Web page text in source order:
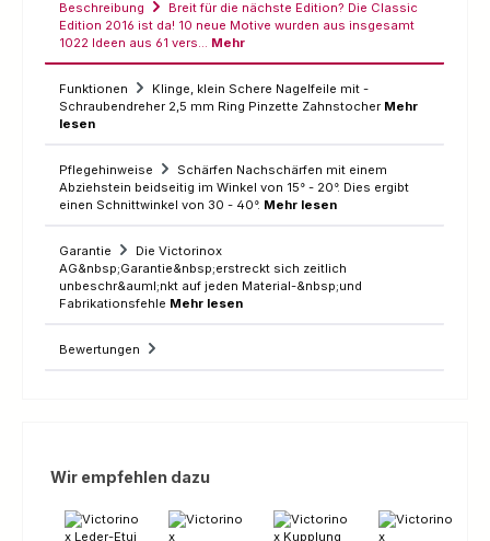
Beschreibung
Breit für die nächste Edition? Die Classic
Edition 2016 ist da! 10 neue Motive wurden aus insgesamt
1022 Ideen aus 61 vers… Mehr
Funktionen
Klinge, klein Schere Nagelfeile mit -
Schraubendreher 2,5 mm Ring Pinzette Zahnstocher Mehr
lesen
Pflegehinweise
Schärfen Nachschärfen mit einem
Abziehstein beidseitig im Winkel von 15° - 20°. Dies ergibt
einen Schnittwinkel von 30 - 40°. Mehr lesen
Garantie
Die Victorinox
AG&nbsp;Garantie&nbsp;erstreckt sich zeitlich
unbeschr&auml;nkt auf jeden Material-&nbsp;und
Fabrikationsfehle Mehr lesen
Bewertungen
Produktgalerie überspringen
Wir empfehlen dazu